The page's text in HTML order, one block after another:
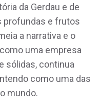
da Gerdau e de
profundas e frutos
a narrativa e o
uma empresa
sólidas, continua
como uma das
mundo.